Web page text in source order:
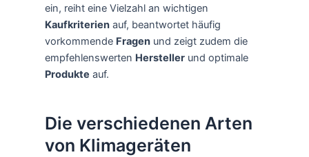
ein, reiht eine Vielzahl an wichtigen
Kaufkriterien auf, beantwortet häufig
vorkommende Fragen und zeigt zudem die
empfehlenswerten Hersteller und optimale
Produkte auf.
Die verschiedenen Arten
von Klimageräten